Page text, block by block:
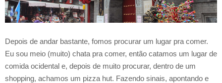
Depois de andar bastante, fomos procurar um lugar pra comer.
Eu sou meio (muito) chata pra comer, então catamos um lugar de
comida ocidental e, depois de muito procurar, dentro de um
shopping, achamos um pizza hut. Fazendo sinais, apontando e